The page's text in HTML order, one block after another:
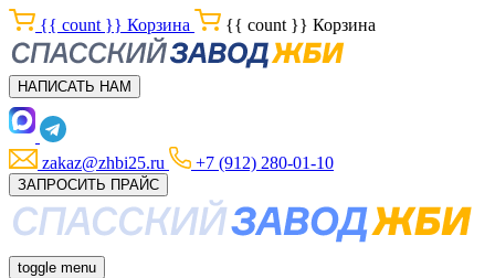
{{ count }} Корзина {{ count }} Корзина
НАПИСАТЬ НАМ
zakaz@zhbi25.ru +7 (912) 280-01-10
ЗАПРОСИТЬ ПРАЙС
toggle menu